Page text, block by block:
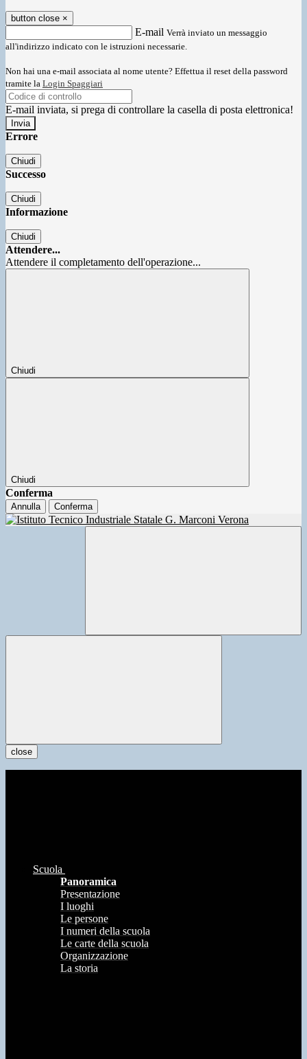
button close ×
E-mail Verrà inviato un messaggio
all'indirizzo indicato con le istruzioni necessarie.
Non hai una e-mail associata al nome utente? Effettua il reset della password
tramite la Login Spaggiari
E-mail inviata, si prega di controllare la casella di posta elettronica!
Errore
Chiudi
Successo
Chiudi
Informazione
Chiudi
Attendere...
Attendere il completamento dell'operazione...
Chiudi
Chiudi
Conferma
Annulla Conferma
close
Scuola
Panoramica
Presentazione
I luoghi
Le persone
I numeri della scuola
Le carte della scuola
Organizzazione
La storia